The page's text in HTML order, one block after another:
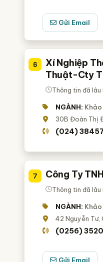
Gửi Email
6
Xí Nghiệp
Thuật-Cty
Thông tin đã
NGÀNH:
30B Đoàn Thị
(024)
7 Công Ty
Thông tin đã
NGÀNH:
42 Nguyễn Tư,
(0256)
Gửi Email